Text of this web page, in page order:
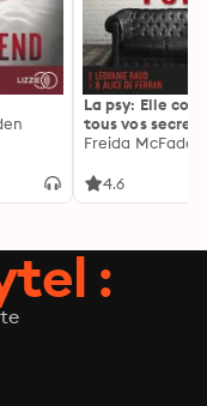
La psy: Elle
tous vos
découvrez les
Freida
4.6
: